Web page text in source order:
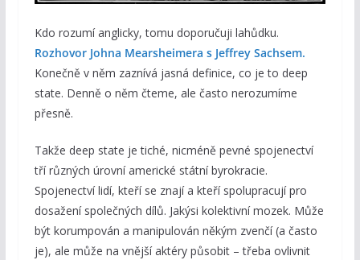
Kdo rozumí anglicky, tomu doporučuji lahůdku.
Rozhovor Johna Mearsheimera s Jeffrey Sachsem.
Konečně v něm zaznívá jasná definice, co je to deep
state. Denně o něm čteme, ale často nerozumíme
přesně.
Takže deep state je tiché, nicméně pevné spojenectví
tří různých úrovní americké státní byrokracie.
Spojenectví lidí, kteří se znají a kteří spolupracují pro
dosažení společných dílů. Jakýsi kolektivní mozek. Může
být korumpován a manipulován někým zvenčí (a často
je), ale může na vnější aktéry působit – třeba ovlivnit